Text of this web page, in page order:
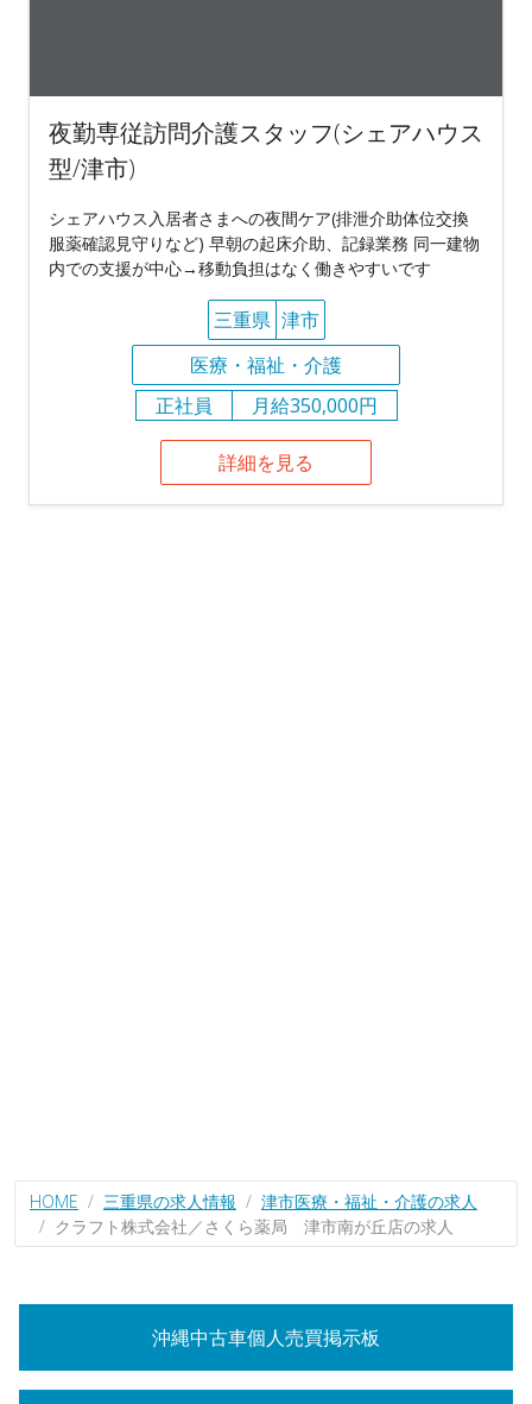
夜勤専従訪問介護スタッフ(シェアハウス
型/津市)
シェアハウス入居者さまへの夜間ケア(排泄介助体位交換
服薬確認見守りなど) 早朝の起床介助、記録業務 同一建物
内での支援が中心→移動負担はなく働きやすいです
三重県 津市
医療・福祉・介護
正社員
月給350,000円
詳細を見る
HOME 三重県の求人情報
津市医療・福祉・介護の求人
クラフト株式会社／さくら薬局 津市南が丘店の求人
沖縄中古車個人売買掲示板